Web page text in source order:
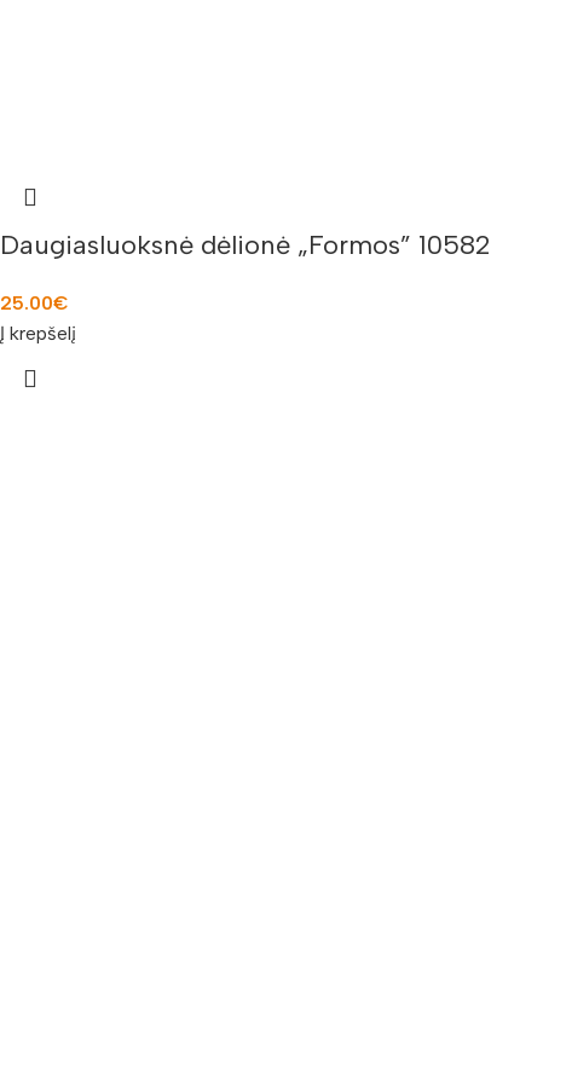
Daugiasluoksnė dėlionė „Formos” 10582
25.00€
Į krepšelį